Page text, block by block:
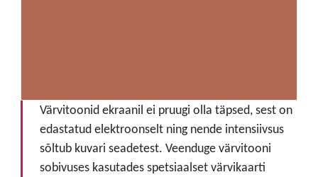
Värvitoonid ekraanil ei pruugi olla täpsed, sest on
edastatud elektroonselt ning nende intensiivsus
sõltub kuvari seadetest. Veenduge värvitooni
sobivuses kasutades spetsiaalset värvikaarti